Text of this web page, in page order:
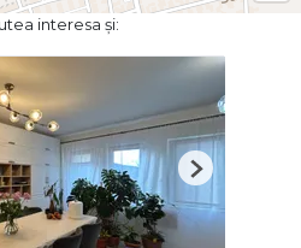
interesa și:
Next